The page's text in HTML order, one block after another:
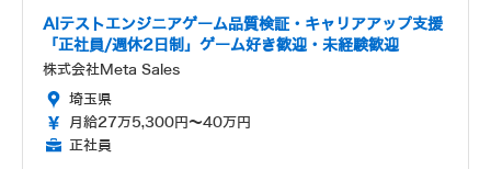
AIテストエンジニアゲーム品質検証・キャリアアップ支援
「正社員/週休2日制」ゲーム好き歓迎・未経験歓迎
株式会社Meta Sales
埼玉県
月給27万5,300円～40万円
正社員